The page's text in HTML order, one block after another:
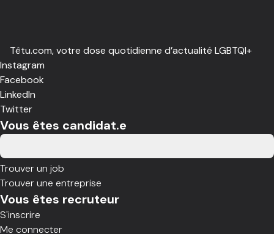
Têtu.com, votre dose quotidienne d’actualité LGBTQI+
Instagram
Facebook
LinkedIn
Twitter
Vous êtes candidat.e
Trouver un job
Trouver une entreprise
Vous êtes recruteur
S'inscrire
Me connecter